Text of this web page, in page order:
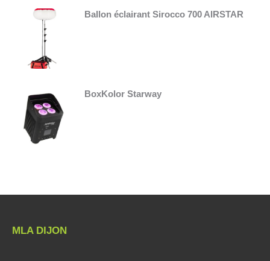
Ballon éclairant Sirocco 700 AIRSTAR
BoxKolor Starway
MLA DIJON